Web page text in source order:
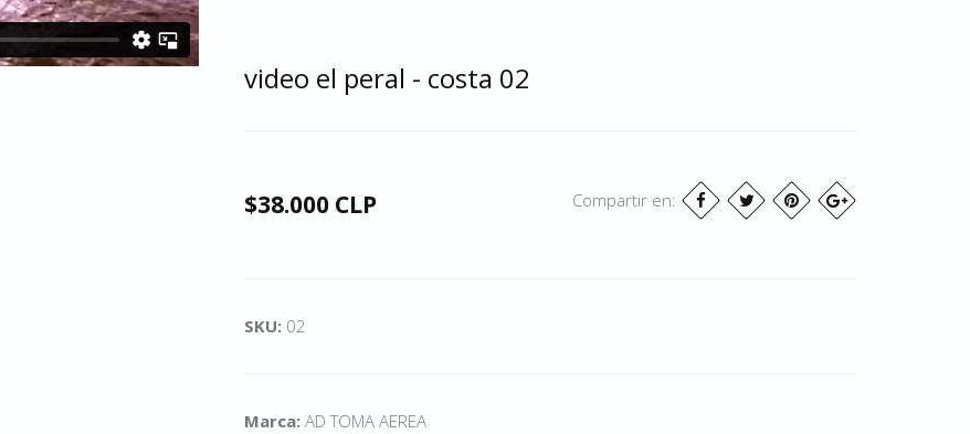
video el peral - costa 02
$38.000 CLP Compartir en:
SKU: 02
Marca: AD TOMA AEREA